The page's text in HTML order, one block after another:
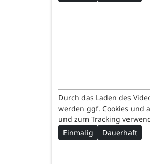
Durch das Laden des
werden ggf. Cookies und
und zum Tracking
Einmalig
Dauerhaft